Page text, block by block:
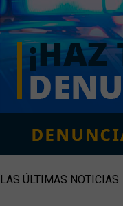
LAS ÚLTIMAS NOTICIAS